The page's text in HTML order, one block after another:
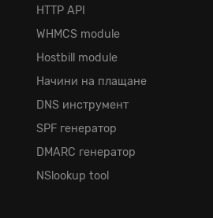
HTTP API
WHMCS module
Hostbill module
Начини на плащане
DNS инструмент
SPF генератор
DMARC генератор
NSlookup tool